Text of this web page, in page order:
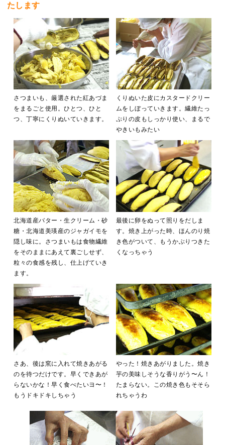
たします
さつまいも、厳選された紅あづま
をまるごと使用。ひとつ、ひと
つ、丁寧にくりぬいていきます。
くりぬいた皮にカスタードクリー
ムをしぼっていきます。繊維たっ
ぷりの皮もしっかり使い、まるで
やきいもみたい
北海道産バター・生クリーム・砂
糖・北海道美瑛産のジャガイモを
隠し味に。さつまいもは食物繊維
をそのままにあえて裏ごしせず、
粒々の食感を残し、仕上げていき
ます。
最後に卵をぬって照りをだしま
す。焼き上がった時、ほんのり焼
き色がついて、もうかぶりつきた
くなっちゃう
さあ、後は窯に入れて焼きあがる
のを待つだけです。早くできあが
らないかな！早く食べたいヨ〜！
もうドキドキしちゃう
やった！焼きあがりました。焼き
芋の美味しそうな香りがう〜ん！
たまらない。この焼き色もそそら
れちゃうわ